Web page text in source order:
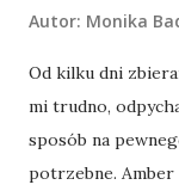
Autor: Monika
Od kilku dni
mi trudno,
sposób na
potrzebne. Amber